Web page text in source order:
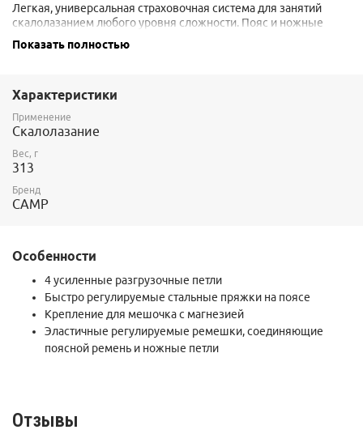
Легкая, универсальная страховочная система для занятий
скалолазанием любого уровня сложности. Пояс и ножные
облегают тело, что придает исключительный комфорт при
размера.
Размеры: XS, S, M, L, XL
Показать полностью
Характеристики
Применение
Скалолазание
Вес, г
313
Бренд
CAMP
Особенности
4 усиленные разгрузочные петли
Быстро регулируемые стальные пряжки на поясе
Крепление для мешочка с магнезией
Эластичные регулируемые ремешки, соединяющие
поясной ремень и ножные петли
Отзывы